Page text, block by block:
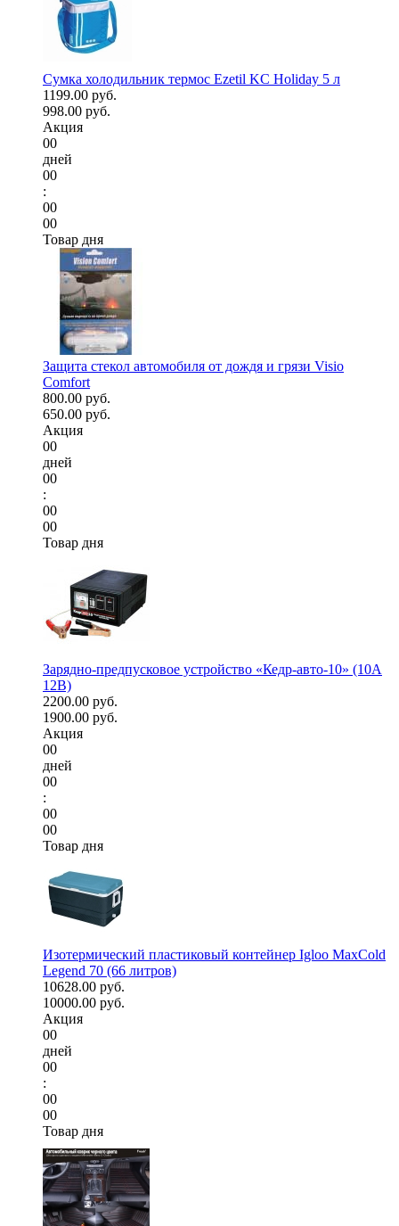
Сумка холодильник термос Ezetil KC Holiday 5 л
1199.00 руб.
998.00 руб.
Акция
00
дней
00
:
00
00
Товар дня
Защита стекол автомобиля от дождя и грязи Visio
Comfort
800.00 руб.
650.00 руб.
Акция
00
дней
00
:
00
00
Товар дня
Зарядно-предпусковое устройство «Кедр-авто-10» (10A
12В)
2200.00 руб.
1900.00 руб.
Акция
00
дней
00
:
00
00
Товар дня
Изотермический пластиковый контейнер Igloo MaxCold
Legend 70 (66 литров)
10628.00 руб.
10000.00 руб.
Акция
00
дней
00
:
00
00
Товар дня